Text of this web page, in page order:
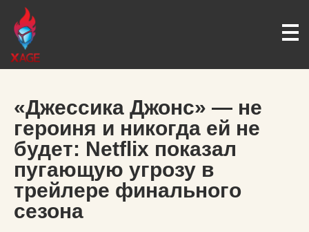
«Джессика Джонс» — не
героиня и никогда ей не
будет: Netflix показал
пугающую угрозу в
трейлере финального
сезона